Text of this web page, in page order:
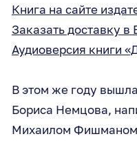
Книга на сайте
Заказать доставку в
Аудиоверсия книги
В этом же году
Бориса Немцова,
Михаилом